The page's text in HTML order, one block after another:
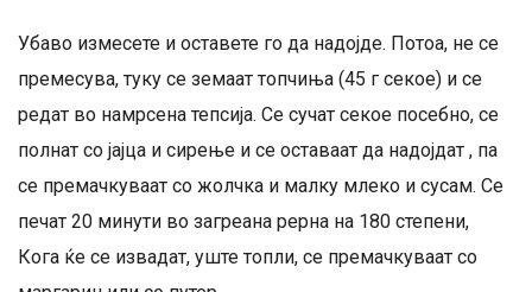
Убаво измесете и оставете го да надојде. Потоа, не се
премесува, туку се земаат топчиња (45 г секое) и се
редат во намрсена тепсија. Се сучат секое посебно, се
полнат со јајца и сирење и се оставаат да надојдат , па
се премачкуваат со жолчка и малку млеко и сусам. Се
печат 20 минути во загреана рерна на 180 степени,
Кога ќе се извадат, уште топли, се премачкуваат со